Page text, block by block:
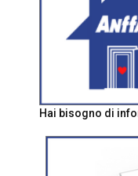
Hai bisogno di